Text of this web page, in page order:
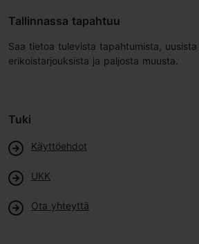
Tallinnassa tapahtuu
Saa tietoa tulevista tapahtumista, uusista
erikoistarjouksista ja paljosta muusta.
Tuki
Käyttöehdot
UKK
Ota yhteyttä